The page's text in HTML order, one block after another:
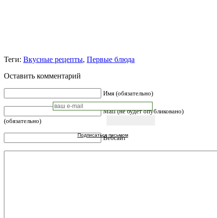
Подписаться письмом
Теги: Вкусные рецепты, Первые блюда
Оставить комментарий
Имя (обязательно)
Mail (не будет опубликовано)
(обязательно)
Вебсайт